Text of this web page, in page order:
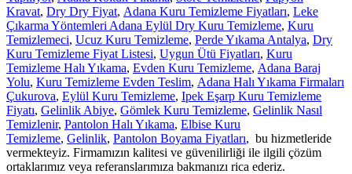
Kravat, Dry Dry Fiyat, Adana Kuru Temizleme Fiyatları, Leke
Çıkarma Yöntemleri Adana Eylül Dry Kuru Temizleme, Kuru
Temizlemeci, Ucuz Kuru Temizleme, Perde Yıkama Antalya, Dry
Kuru Temizleme Fiyat Listesi, Uygun Ütü Fiyatları, Kuru
Temizleme Halı Yıkama, Evden Kuru Temizleme, Adana Baraj
Yolu, Kuru Temizleme Evden Teslim, Adana Halı Yıkama Firmaları
Çukurova, Eylül Kuru Temizleme, Ipek Eşarp Kuru Temizleme
Fiyatı, Gelinlik Abiye, Gömlek Kuru Temizleme, Gelinlik Nasıl
Temizlenir, Pantolon Halı Yıkama, Elbise Kuru
Temizleme, Gelinlik, Pantolon Boyama Fiyatları, bu hizmetleride
vermekteyiz. Firmamızın kalitesi ve güvenilirliği ile ilgili çözüm
ortaklarımız veya referanslarımıza bakmanızı rica ederiz.